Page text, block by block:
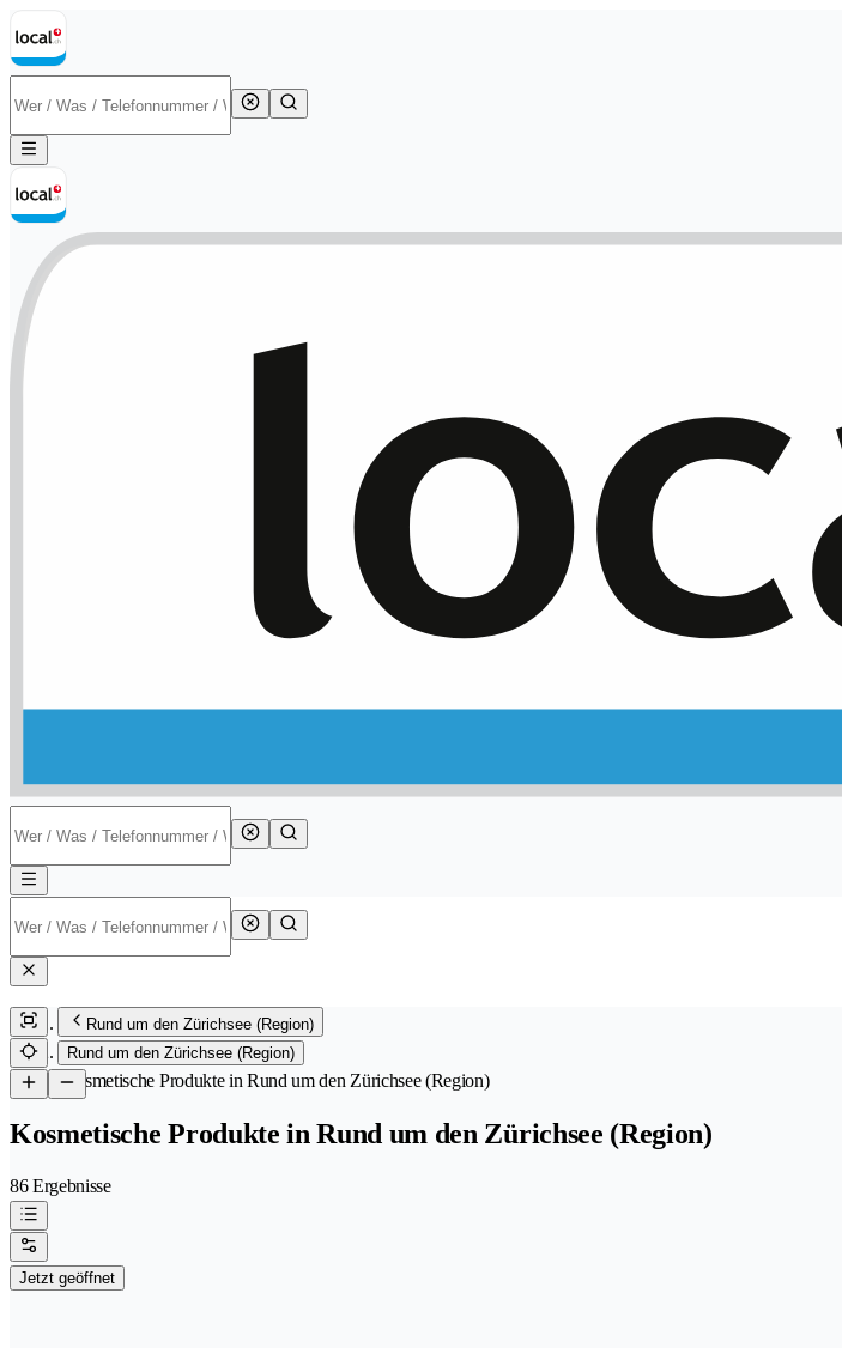
Rund um den Zürichsee (Region)
Rund um den Zürichsee (Region)
/Kosmetische Produkte in Rund um den Zürichsee (Region)
Kosmetische Produkte in Rund um den Zürichsee (Region)
86 Ergebnisse
Jetzt geöffnet